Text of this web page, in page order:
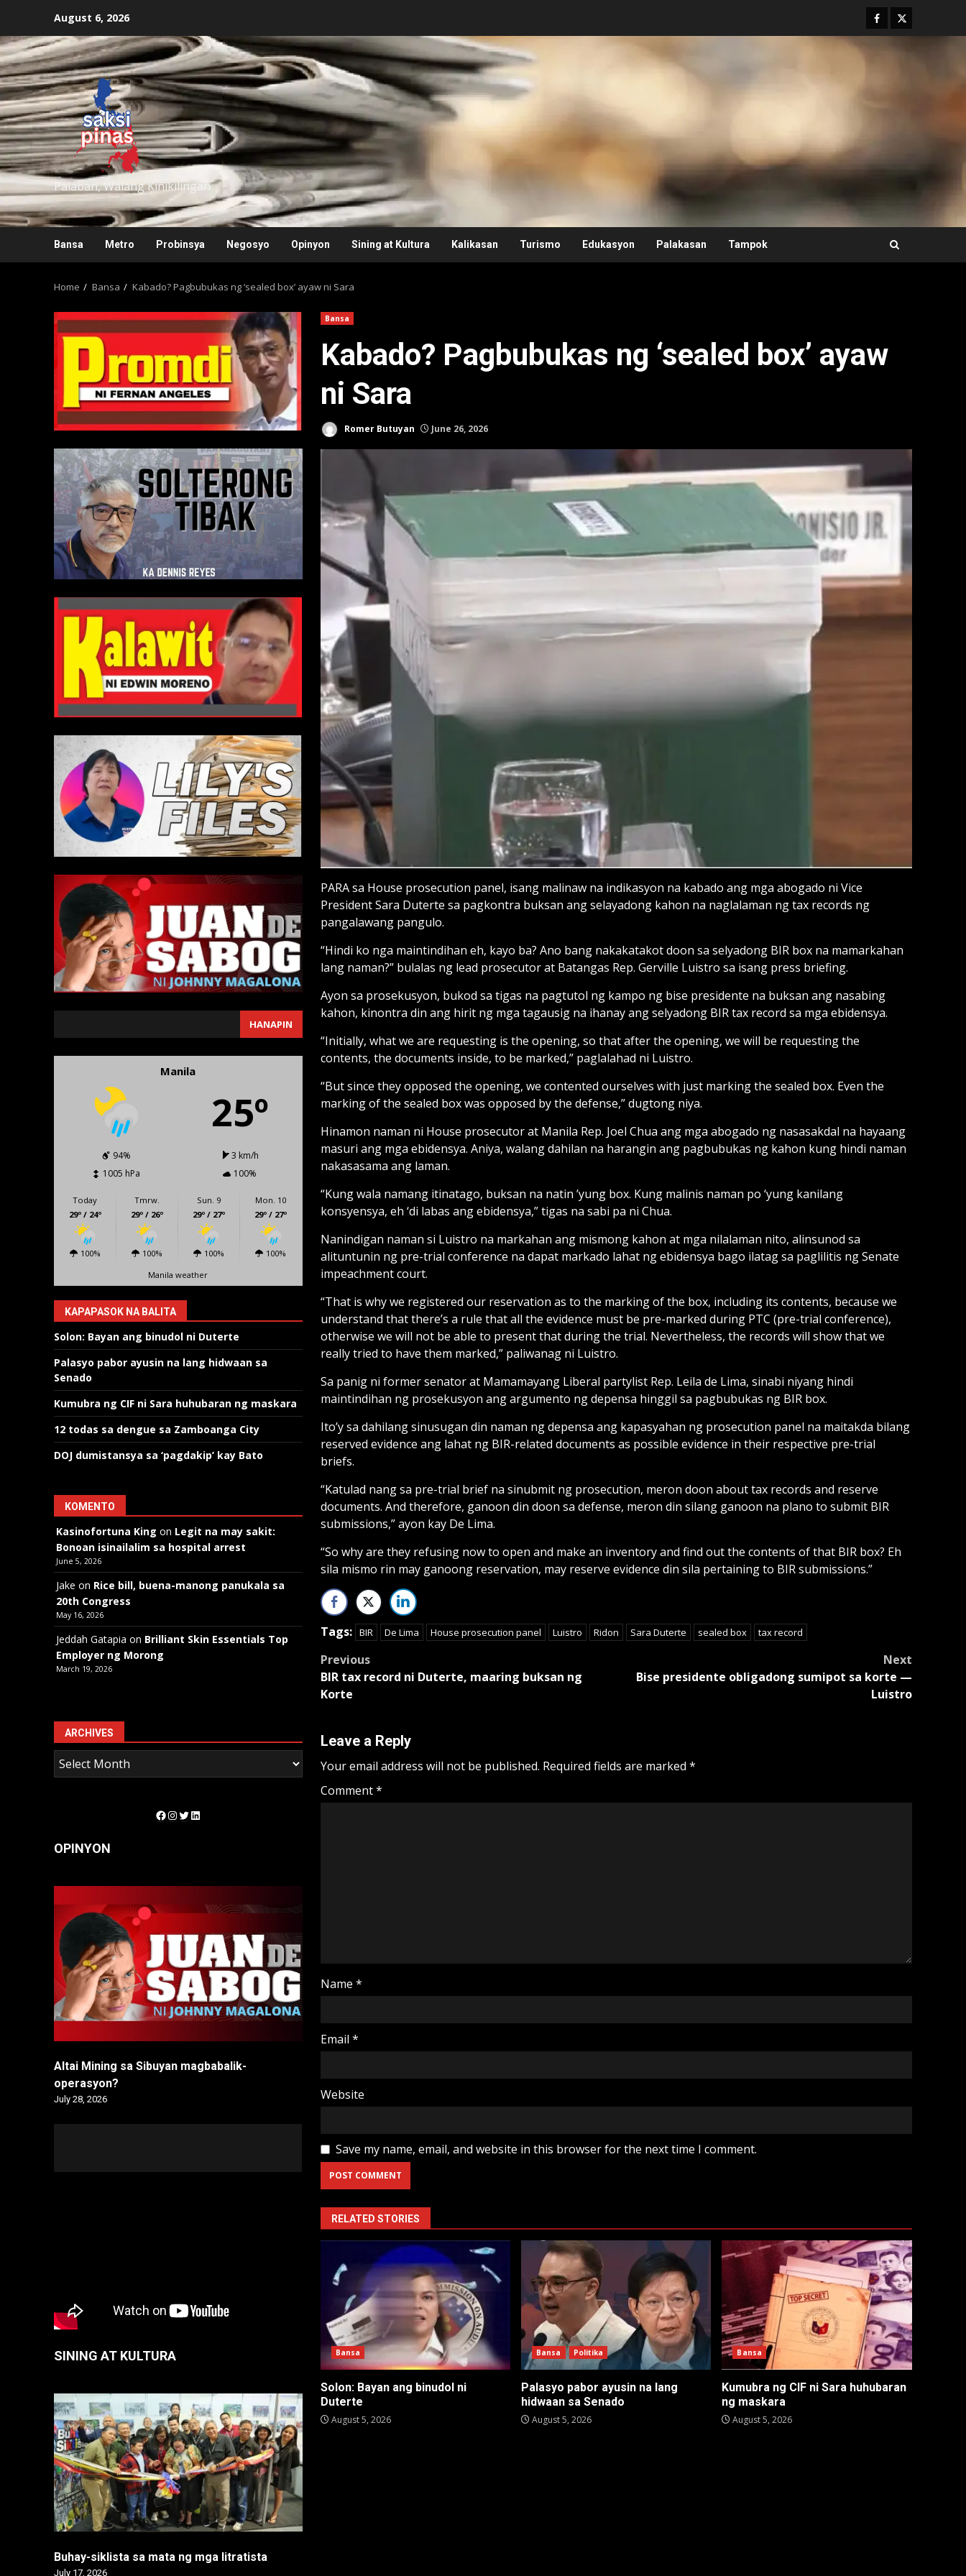
content
August 6, 2026 Facebook
Twitter
Palaban, Walang Kinikilingan
Bansa Metro Probinsya Negosyo Opinyon Sining at Kultura Kalikasan Turismo Edukasyon Palakasan Tampok
Home Bansa Kabado? Pagbubukas ng ‘sealed box’ ayaw ni Sara
Bansa
Kabado? Pagbubukas ng ‘sealed box’ ayaw
ni Sara
Romer Butuyan June 26, 2026
PARA sa House prosecution panel, isang malinaw na indikasyon na kabado ang mga abogado ni Vice
President Sara Duterte sa pagkontra buksan ang selayadong kahon na naglalaman ng tax records ng
pangalawang pangulo.
“Hindi ko nga maintindihan eh, kayo ba? Ano bang nakakatakot doon sa selyadong BIR box na mamarkahan
lang naman?” bulalas ng lead prosecutor at Batangas Rep. Gerville Luistro sa isang press briefing.
Ayon sa prosekusyon, bukod sa tigas na pagtutol ng kampo ng bise presidente na buksan ang nasabing
kahon, kinontra din ang hirit ng mga tagausig na ihanay ang selyadong BIR tax record sa mga ebidensya.
“Initially, what we are requesting is the opening, so that after the opening, we will be requesting the
contents, the documents inside, to be marked,” paglalahad ni Luistro.
“But since they opposed the opening, we contented ourselves with just marking the sealed box. Even the
marking of the sealed box was opposed by the defense,” dugtong niya.
Hinamon naman ni House prosecutor at Manila Rep. Joel Chua ang mga abogado ng nasasakdal na hayaang
masuri ang mga ebidensya. Aniya, walang dahilan na harangin ang pagbubukas ng kahon kung hindi naman
nakasasama ang laman.
“Kung wala namang itinatago, buksan na natin ’yung box. Kung malinis naman po ‘yung kanilang
konsyensya, eh ‘di labas ang ebidensya,” tigas na sabi pa ni Chua.
Nanindigan naman si Luistro na markahan ang mismong kahon at mga nilalaman nito, alinsunod sa
alituntunin ng pre-trial conference na dapat markado lahat ng ebidensya bago ilatag sa paglilitis ng Senate
impeachment court.
“That is why we registered our reservation as to the marking of the box, including its contents, because we
understand that there’s a rule that all the evidence must be pre-marked during PTC (pre-trial conference),
otherwise we will not be able to present that during the trial. Nevertheless, the records will show that we
really tried to have them marked,” paliwanag ni Luistro.
Sa panig ni former senator at Mamamayang Liberal partylist Rep. Leila de Lima, sinabi niyang hindi
maintindihan ng prosekusyon ang argumento ng depensa hinggil sa pagbubukas ng BIR box.
Ito’y sa dahilang sinusugan din naman ng depensa ang kapasyahan ng prosecution panel na maitakda bilang
reserved evidence ang lahat ng BIR-related documents as possible evidence in their respective pre-trial
briefs.
“Katulad nang sa pre-trial brief na sinubmit ng prosecution, meron doon about tax records and reserve
documents. And therefore, ganoon din doon sa defense, meron din silang ganoon na plano to submit BIR
submissions,” ayon kay De Lima.
“So why are they refusing now to open and make an inventory and find out the contents of that BIR box? Eh
sila mismo rin may ganoong reservation, may reserve evidence din sila pertaining to BIR submissions.”
Tags: BIR De Lima House prosecution panel Luistro Ridon Sara Duterte sealed box tax record
Post
navigation
Previous
BIR tax record ni Duterte, maaring buksan ng
Korte
Next
Bise presidente obligadong sumipot sa korte —
Luistro
Leave a Reply
Your email address will not be published. Required fields are marked *
Comment*
Name *
Email *
Website
Save my name, email, and website in this browser for the next time I comment.
RELATED STORIES
Bansa
Solon: Bayan ang binudol ni
Duterte
August 5, 2026
Bansa Politika
Palasyo pabor ayusin na lang
hidwaan sa Senado
August 5, 2026
Bansa
Kumubra ng CIF ni Sara huhubaran
ng maskara
August 5, 2026
HANAPIN
Manila
25º
94%
3 km/h
1005 hPa
100%
Today
29º / 24º
100%
Tmrw.
29º / 26º
100%
Sun. 9
29º / 27º
100%
Mon. 10
29º / 27º
100%
Manila weather
KAPAPASOK NA BALITA
Solon: Bayan ang binudol ni Duterte
Palasyo pabor ayusin na lang hidwaan sa
Senado
Kumubra ng CIF ni Sara huhubaran ng maskara
12 todas sa dengue sa Zamboanga City
DOJ dumistansya sa ‘pagdakip’ kay Bato
KOMENTO
Kasinofortuna King on Legit na may sakit:
Bonoan isinailalim sa hospital arrest
June 5, 2026
Jake on Rice bill, buena-manong panukala sa
20th Congress
May 16, 2026
Jeddah Gatapia on Brilliant Skin Essentials Top
Employer ng Morong
March 19, 2026
ARCHIVES
Facebook
Instagram
Twitter
LinkedIn
OPINYON
Altai Mining sa Sibuyan magbabalik-
operasyon?
July 28, 2026
SINING AT KULTURA
Buhay-siklista sa mata ng mga litratista
July 17, 2026